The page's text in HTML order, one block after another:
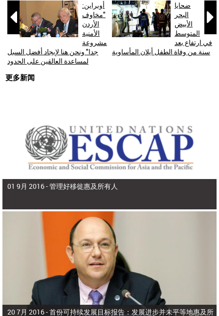

أوبراين:
"مخاوف
الأردن
الأمنية
مشروعة
جدا" ونحن هنا لإيجاد أفضل السبل
لمساعدة العالقين على الحدود

ضحايا
البحر
الأبيض
المتوسط
في ارتفاع بعد
سنة من وفاة الطفل أيلان المأساوية
更多新闻
01 9月 2016 -管理好移徙惠及所有人
20 7月 2016 -首份可持续发展目标报告：发展进步并未平等地惠及所